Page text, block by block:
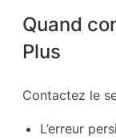
Quand
Plus
Contactez le
L’erreur